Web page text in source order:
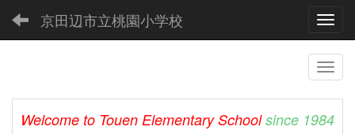
京田辺市立桃園小学校
Welcome to Touen Elementary School since 1984